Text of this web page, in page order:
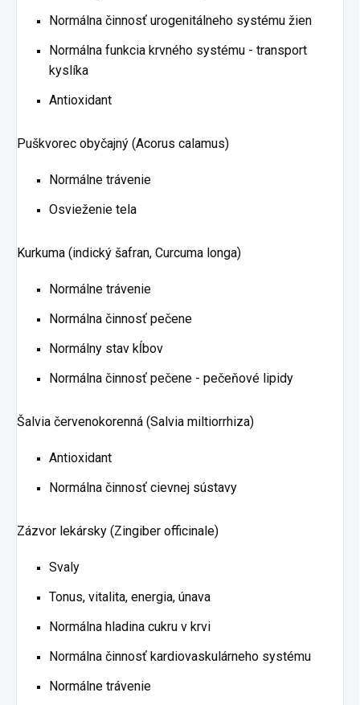
Normálna činnosť urogenitálneho systému žien
Normálna funkcia krvného systému - transport
kyslíka
Antioxidant
Puškvorec obyčajný (Acorus calamus)
Normálne trávenie
Osvieženie tela
Kurkuma (indický šafran, Curcuma longa)
Normálne trávenie
Normálna činnosť pečene
Normálny stav kĺbov
Normálna činnosť pečene - pečeňové lipidy
Šalvia červenokorenná (Salvia miltiorrhiza)
Antioxidant
Normálna činnosť cievnej sústavy
Zázvor lekársky (Zingiber officinale)
Svaly
Tonus, vitalita, energia, únava
Normálna hladina cukru v krvi
Normálna činnosť kardiovaskulárneho systému
Normálne trávenie